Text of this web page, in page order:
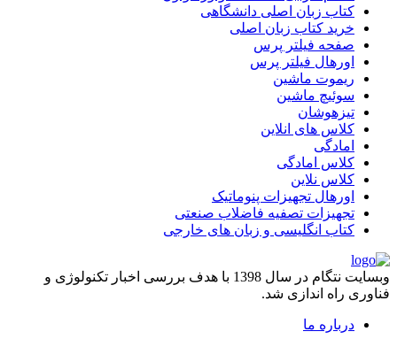
کتاب زبان اصلی دانشگاهی
خرید کتاب زبان اصلی
صفحه فیلتر پرس
اورهال فیلتر پرس
ریموت ماشین
سوئیچ ماشین
تیزهوشان
کلاس های انلاین
امادگی
کلاس امادگی
کلاس نلاین
اورهال تجهیزات پنوماتیک
تجهیزات تصفیه فاضلاب صنعتی
کتاب انگلیسی و زبان های خارجی
وبسایت نتگام در سال 1398 با هدف بررسی اخبار تکنولوژی و
فناوری راه اندازی شد.
درباره ما